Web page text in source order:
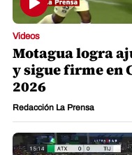
Videos
Motagua logra
y sigue firme en
2026
Redacción La Prensa